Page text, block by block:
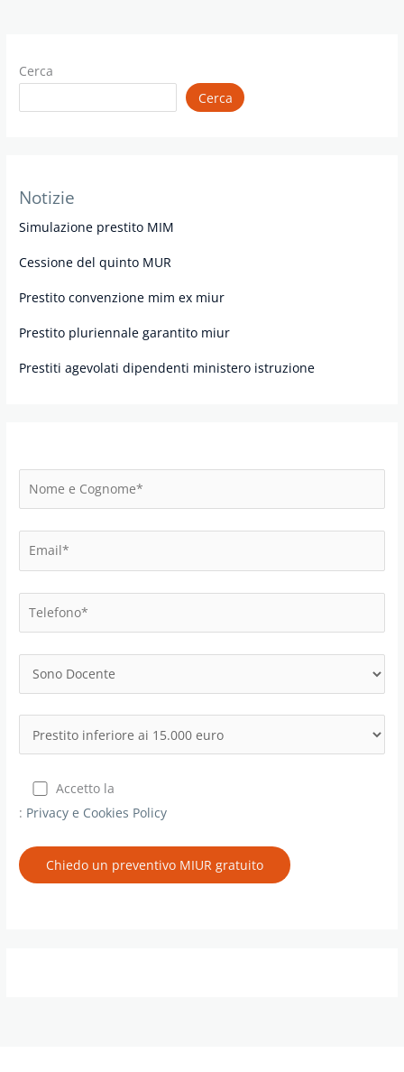
Cerca
Cerca
Notizie
Simulazione prestito MIM
Cessione del quinto MUR
Prestito convenzione mim ex miur
Prestito pluriennale garantito miur
Prestiti agevolati dipendenti ministero istruzione
Accetto la
: Privacy e Cookies Policy
Chiedo un preventivo MIUR gratuito